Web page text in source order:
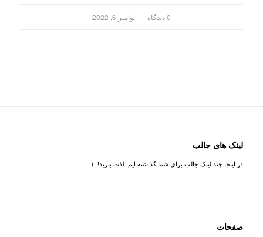
0 دیدگاه نوامبر 6, 2022
لینک های جالب
در اینجا چند لینک جالب برای شما گذاشته ایم. لذت ببرید! :)
صفحات